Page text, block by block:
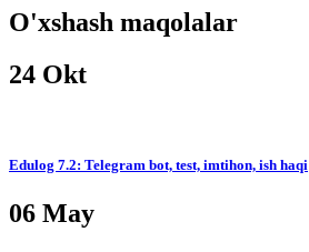
O'xshash maqolalar
24 Okt
Edulog 7.2: Telegram bot, test, imtihon, ish haqi
06 May